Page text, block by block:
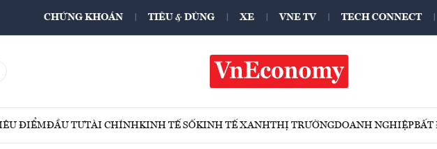
CHỨNG KHOÁN TIÊU & DÙNG XE VNE TV TECH CONNECT
ĐIỂMĐẦU TƯTÀI CHÍNHKINH TẾ SỐKINH TẾ XANHTHỊ TRƯỜNGDOANH NGHIỆPBẤT